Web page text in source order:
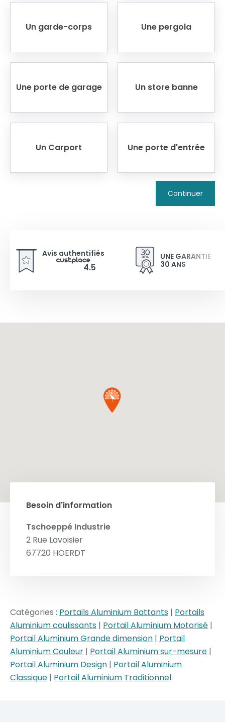
Un garde-corps Une pergola
Une porte de garage Un store banne
Un Carport Une porte d'entrée
Continuer
Avis authentifiés
4.5
UNE GARANTIE
30 ANS
Besoin d'information
Tschoeppé Industrie
2 Rue Lavoisier
67720 HOERDT
Catégories : Portails Aluminium Battants | Portails
Aluminium coulissants | Portail Aluminium Motorisé |
Portail Aluminium Grande dimension | Portail
Aluminium Couleur | Portail Aluminium sur-mesure |
Portail Aluminium Design | Portail Aluminium
Classique | Portail Aluminium Traditionnel